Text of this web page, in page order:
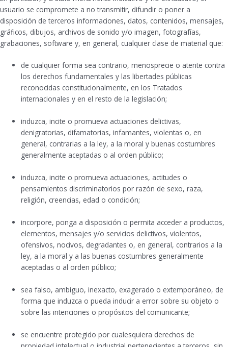
usuario se compromete a no transmitir, difundir o poner a
disposición de terceros informaciones, datos, contenidos, mensajes,
gráficos, dibujos, archivos de sonido y/o imagen, fotografías,
grabaciones, software y, en general, cualquier clase de material que:
de cualquier forma sea contrario, menosprecie o atente contra
los derechos fundamentales y las libertades públicas
reconocidas constitucionalmente, en los Tratados
internacionales y en el resto de la legislación;
induzca, incite o promueva actuaciones delictivas,
denigratorias, difamatorias, infamantes, violentas o, en
general, contrarias a la ley, a la moral y buenas costumbres
generalmente aceptadas o al orden público;
induzca, incite o promueva actuaciones, actitudes o
pensamientos discriminatorios por razón de sexo, raza,
religión, creencias, edad o condición;
incorpore, ponga a disposición o permita acceder a productos,
elementos, mensajes y/o servicios delictivos, violentos,
ofensivos, nocivos, degradantes o, en general, contrarios a la
ley, a la moral y a las buenas costumbres generalmente
aceptadas o al orden público;
sea falso, ambiguo, inexacto, exagerado o extemporáneo, de
forma que induzca o pueda inducir a error sobre su objeto o
sobre las intenciones o propósitos del comunicante;
se encuentre protegido por cualesquiera derechos de